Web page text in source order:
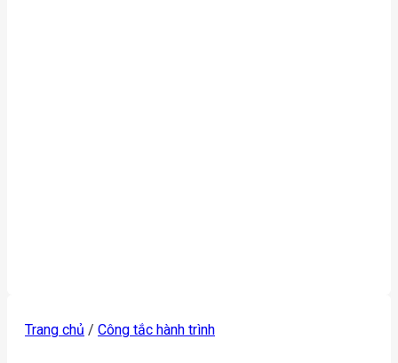
Trang chủ / Công tắc hành trình